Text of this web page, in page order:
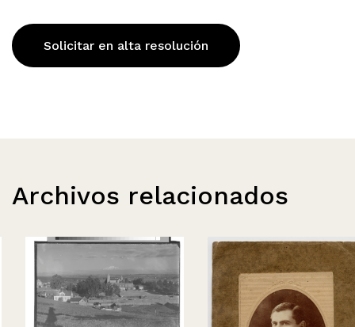
Solicitar en alta resolución
Archivos relacionados